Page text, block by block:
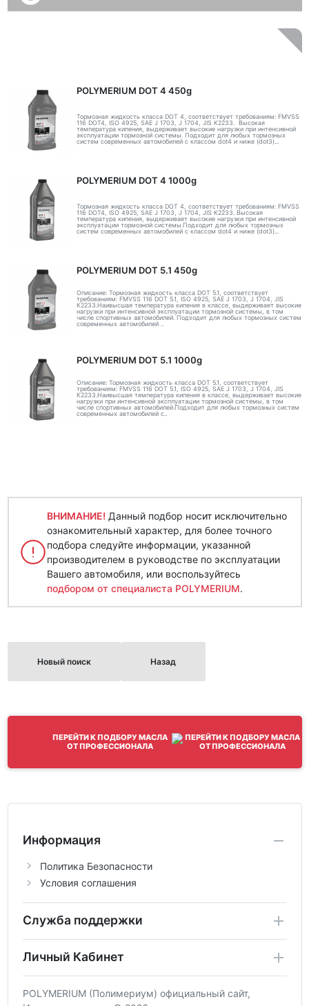
POLYMERIUM DOT 4 450g
Тормозная жидкость класса DOT 4, соответствует требованиям: FMVSS
116 DOT4, ISO 4925, SAE J 1703, J 1704, JIS K2233. Высокая
температура кипения, выдерживает высокие нагрузки при интенсивной
эксплуатации тормозной системы. Подходит для любых тормозных
систем современных автомобилей с классом dot4 и ниже (dot3)...
POLYMERIUM DOT 4 1000g
Тормозная жидкость класса DOT 4, соответствует требованиям: FMVSS
116 DOT4, ISO 4925, SAE J 1703, J 1704, JIS K2233. Высокая
температура кипения, выдерживает высокие нагрузки при интенсивной
эксплуатации тормозной системы.Подходит для любых тормозных
систем современных автомобилей с классом dot4 и ниже (dot3)...
POLYMERIUM DOT 5.1 450g
Описание: Тормозная жидкость класса DOT 5.1, соответствует
требованиям: FMVSS 116 DOT 5.1, ISO 4925, SAE J 1703, J 1704, JIS
K2233.Наивысшая температура кипения в классе, выдерживает высокие
нагрузки при интенсивной эксплуатации тормозной системы, в том
числе спортивных автомобилей. Подходит для любых тормозных систем
современных автомобилей ..
POLYMERIUM DOT 5.1 1000g
Описание: Тормозная жидкость класса DOT 5.1, соответствует
требованиям: FMVSS 116 DOT 5.1, ISO 4925, SAE J 1703, J 1704, JIS
K2233.Наивысшая температура кипения в классе, выдерживает высокие
нагрузки при интенсивной эксплуатации тормозной системы, в том
числе спортивных автомобилей.Подходит для любых тормозных систем
современных автомобилей с..
ВНИМАНИЕ! Данный подбор носит исключительно
ознакомительный характер, для более точного
подбора следуйте информации, указанной
производителем в руководстве по эксплуатации
Вашего автомобиля, или воспользуйтесь
подбором от специалиста POLYMERIUM.
Новый поиск Назад
ПЕРЕЙТИ К ПОДБОРУ МАСЛА
ОТ ПРОФЕССИОНАЛА
Информация
Политика Безопасности
Условия соглашения
Служба поддержки
Личный Кабинет
POLYMERIUM (Полимериум) официальный сайт,